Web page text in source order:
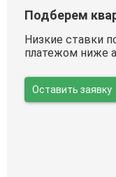
Подберем
Низкие ставки
платежом ниже
Оставить заявку